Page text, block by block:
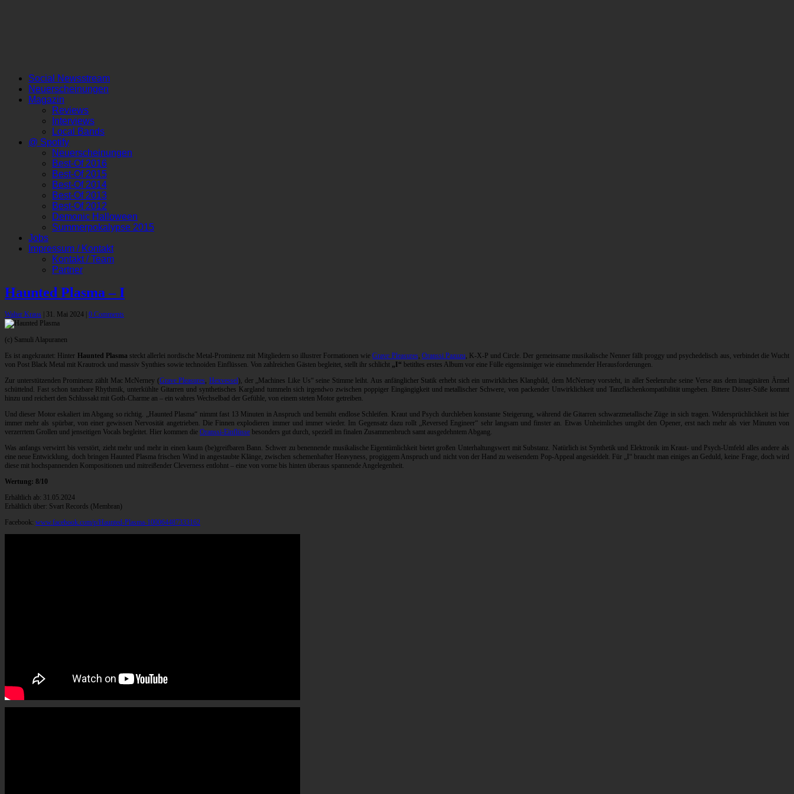
Social Newsstream
Neuerscheinungen
Magazin
Reviews
Interviews
Local Bands
@ Spotify
Neuerscheinungen
Best-Of 2016
Best-Of 2015
Best-Of 2014
Best-Of 2013
Best-Of 2012
Demonic Halloween
Summerpokalypse 2015
Jobs
Impressum / Kontakt
Kontakt / Team
Partner
Haunted Plasma – I
Walter Kraus 31. Mai 2024 0 Comments
(c) Samuli Alapuranen
Es ist angekrautet: Hinter Haunted Plasmasteckt allerlei nordische Metal-Prominenz mit Mitgliedern so illustrer Formationen wieGrave Pleasures, Oranssi Pazuzu, K-X-P und Circle. Der gemeinsame musikalische Nenner fällt proggy und psychedelisch aus, verbindet die Wucht
von Post Black Metal mit Krautrock und massiv Synthies sowie technoiden Einflüssen. Von zahlreichen Gästen begleitet, stellt ihr schlicht „I“ betitltes erstes Album vor eine Fülle eigensinniger wie einnehmender Herausforderungen.
Zur unterstützenden Prominenz zählt Mac McNerney (Grave Pleasures,Hexvessel), der „Machines Like Us“ seine Stimme leiht. Aus anfänglicher Statik erhebt sich ein unwirkliches Klangbild, dem McNerney vorsteht, in aller Seelenruhe seine Verse aus dem imaginären Ärmel
schüttelnd. Fast schon tanzbare Rhythmik, unterkühlte Gitarren und synthetisches Kargland tummeln sich irgendwo zwischen poppiger Eingängigkeit und metallischer Schwere, von packender Unwirklichkeit und Tanzflächenkompatibilität umgeben. Bittere Düster-Süße kommt
hinzu und reichert den Schlussakt mit Goth-Charme an – ein wahres Wechselbad der Gefühle, von einem steten Motor getreiben.
Und dieser Motor eskaliert im Abgang so richtig. „Haunted Plasma“ nimmt fast 13 Minuten in Anspruch und bemüht endlose Schleifen. Kraut und Psych durchleben konstante Steigerung, während die Gitarren schwarzmetallische Züge in sich tragen. Widersprüchlichkeit ist hier
immer mehr als spürbar, von einer gewissen Nervosität angetrieben. Die Finnen explodieren immer und immer wieder. Im Gegensatz dazu rollt „Reversed Engineer“ sehr langsam und finster an. Etwas Unheimliches umgibt den Opener, erst nach mehr als vier Minuten von
verzerrtem Grollen und jenseitigen Vocals begleitet. Hier kommen die Oranssi-Einflüsse besonders gut durch, speziell im finalen Zusammenbruch samt ausgedehntem Abgang.
Was anfangs verwirrt bis verstört, zieht mehr und mehr in einen kaum (be)greifbaren Bann. Schwer zu benennende musikalische Eigentümlichkeit bietet großen Unterhaltungswert mit Substanz. Natürlich ist Synthetik und Elektronik im Kraut- und Psych-Umfeld alles andere als
eine neue Entwicklung, doch bringen Haunted Plasma frischen Wind in angestaubte Klänge, zwischen schemenhafter Heavyness, progiggem Anspruch und nicht von der Hand zu weisendem Pop-Appeal angesieldelt. Für „I“ braucht man einiges an Geduld, keine Frage, doch wird
diese mit hochspannenden Kompositionen und mitreißender Cleverness entlohnt – eine von vorne bis hinten überaus spannende Angelegenheit.
Wertung: 8/10
Erhältlich ab: 31.05.2024
Erhältlich über: Svart Records (Membran)
Facebook: www.facebook.com/p/Haunted-Plasma-100064487333162